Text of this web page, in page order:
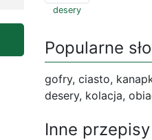
desery
Popularne
gofry, ciasto,
desery, kolacja,
Inne